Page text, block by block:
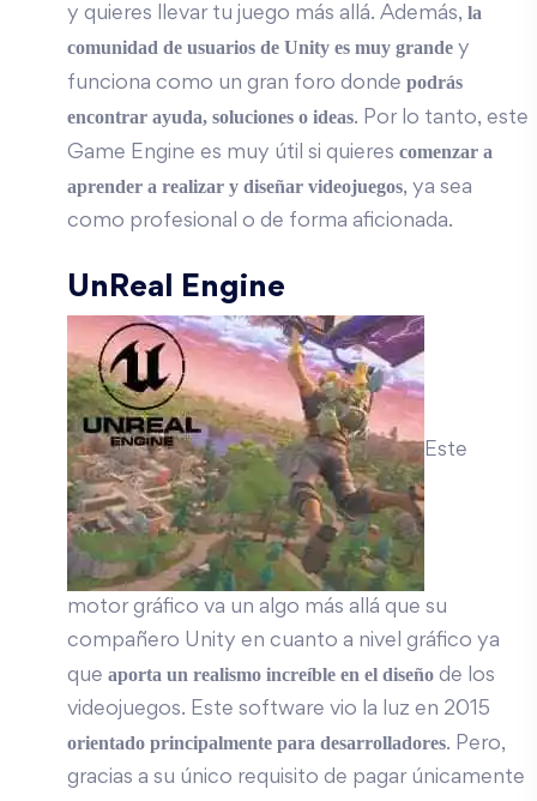
y quieres llevar tu juego más allá. Además, la
comunidad de usuarios de Unity es muy grande y
funciona como un gran foro donde podrás
encontrar ayuda, soluciones o ideas. Por lo tanto, este
Game Engine es muy útil si quieres comenzar a
aprender a realizar y diseñar videojuegos, ya sea
como profesional o de forma aficionada.
UnReal Engine
Este
motor gráfico va un algo más allá que su
compañero Unity en cuanto a nivel gráfico ya
que aporta un realismo increíble en el diseño de los
videojuegos. Este software vio la luz en 2015
orientado principalmente para desarrolladores. Pero,
gracias a su único requisito de pagar únicamente